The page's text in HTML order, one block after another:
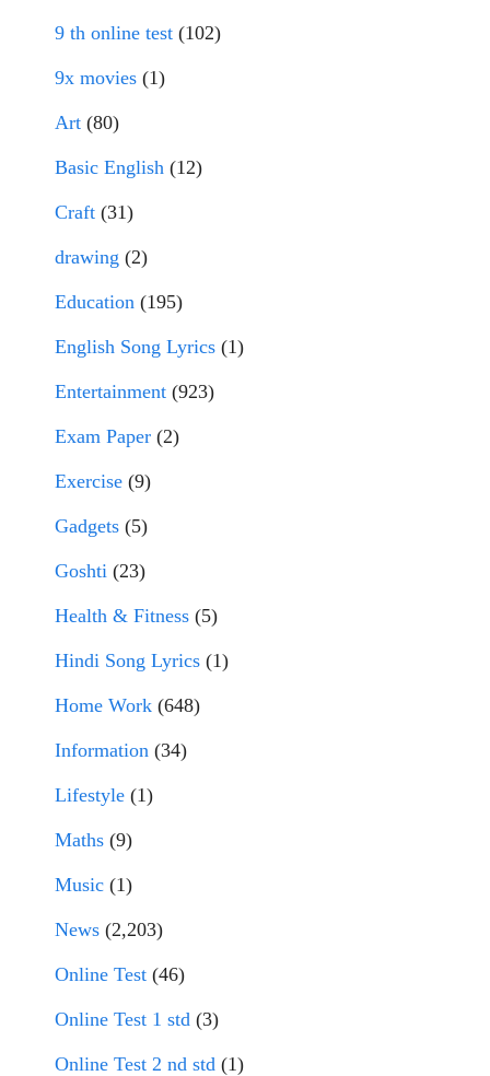
9 th online test (102)
9x movies (1)
Art (80)
Basic English (12)
Craft (31)
drawing (2)
Education (195)
English Song Lyrics (1)
Entertainment (923)
Exam Paper (2)
Exercise (9)
Gadgets (5)
Goshti (23)
Health & Fitness (5)
Hindi Song Lyrics (1)
Home Work (648)
Information (34)
Lifestyle (1)
Maths (9)
Music (1)
News (2,203)
Online Test (46)
Online Test 1 std (3)
Online Test 2 nd std (1)